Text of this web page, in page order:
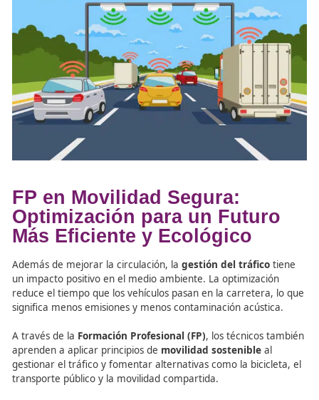
Rediseño de interseccionespara eliminar
congestión
Sistemas de control de velocidad
para evitar
Rutas alternativasy mejoras en el transporte
Todo esto, con el fin de reducir la huella de carbono y
emisiones nocivas de los vehículos. UnTécnico Superior
cómo combinar el uso del transporte público
control del tráfico privado para garantizar que las